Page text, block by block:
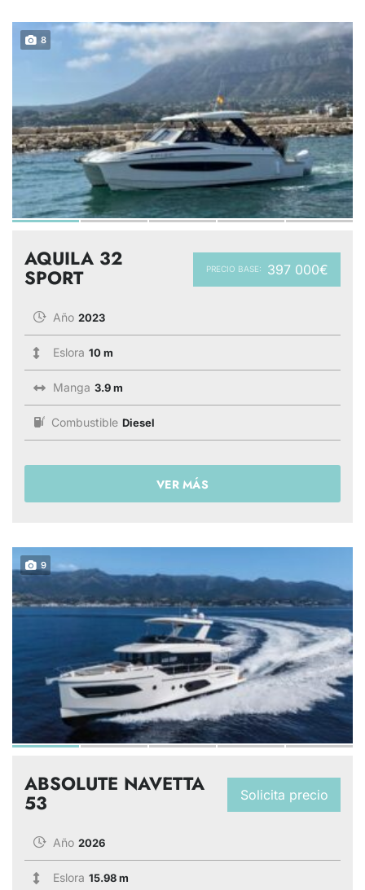
8
PRECIO BASE: 397 000€
AQUILA 32
SPORT
Año 2023
Eslora 10 m
Manga 3.9 m
Combustible Diesel
VER MÁS
9
Solicita precio
ABSOLUTE NAVETTA
53
Año 2026
Eslora 15.98 m